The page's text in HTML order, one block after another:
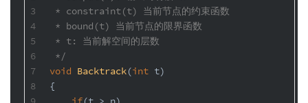
3
4
5
6
7
8
* constraint(t) 当前节点的约束函数
* bound(t) 当前节点的限界函数
* t: 当前解空间的层数
*/
void Backtrack(int t)
{